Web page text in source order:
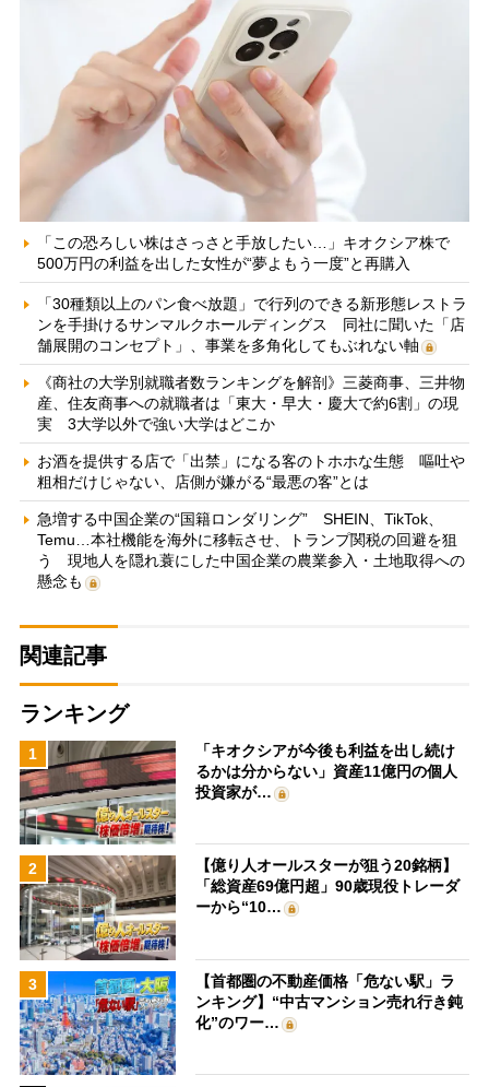
「この恐ろしい株はさっさと手放したい…」キオクシア株で
500万円の利益を出した女性が“夢よもう一度”と再購入
「30種類以上のパン食べ放題」で行列のできる新形態レストラ
ンを手掛けるサンマルクホールディングス 同社に聞いた「店
舗展開のコンセプト」、事業を多角化してもぶれない軸
《商社の大学別就職者数ランキングを解剖》三菱商事、三井物
産、住友商事への就職者は「東大・早大・慶大で約6割」の現
実 3大学以外で強い大学はどこか
お酒を提供する店で「出禁」になる客のトホホな生態 嘔吐や
粗相だけじゃない、店側が嫌がる“最悪の客”とは
急増する中国企業の“国籍ロンダリング” SHEIN、TikTok、
Temu…本社機能を海外に移転させ、トランプ関税の回避を狙
う 現地人を隠れ蓑にした中国企業の農業参入・土地取得への
懸念も
関連記事
ランキング
1
「キオクシアが今後も利益を出し続け
るかは分からない」資産11億円の個人
投資家が…
2
【億り人オールスターが狙う20銘柄】
「総資産69億円超」90歳現役トレーダ
ーから“10…
3
【首都圏の不動産価格「危ない駅」ラ
ンキング】“中古マンション売れ行き鈍
化”のワー…